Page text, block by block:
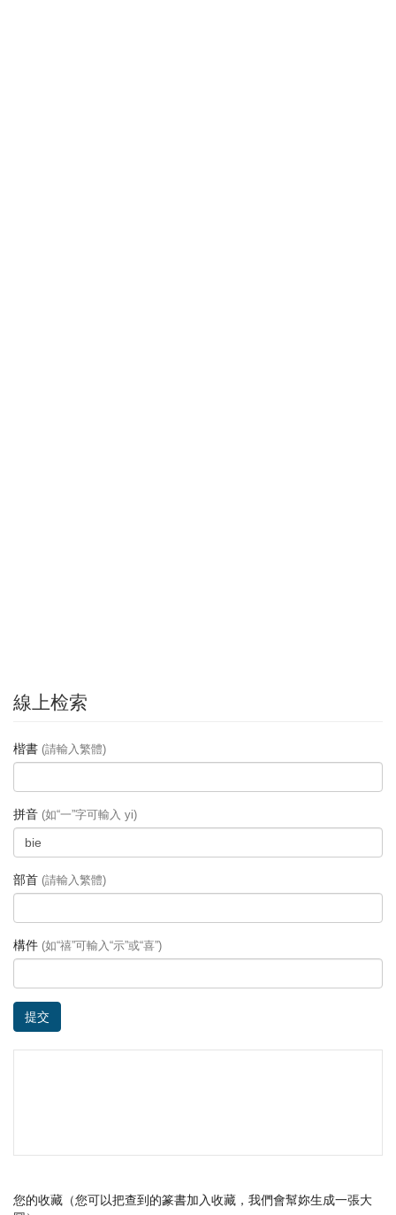
線上检索
楷書 (請輸入繁體)
拼音 (如“一”字可輸入 yi)
部首 (請輸入繁體)
構件 (如“禧”可輸入“示”或“喜”)
提交
您的收藏（您可以把查到的篆書加入收藏，我們會幫妳生成一張大